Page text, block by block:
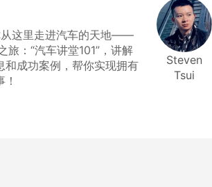
从这里走进汽车的天地——
：“汽车讲堂101”，讲解
和成功案例，帮你实现拥有
Steven
Tsui